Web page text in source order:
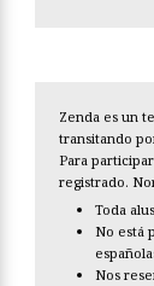
Zenda es un
transitando
Para
registrado.
Toda
No está
Nos